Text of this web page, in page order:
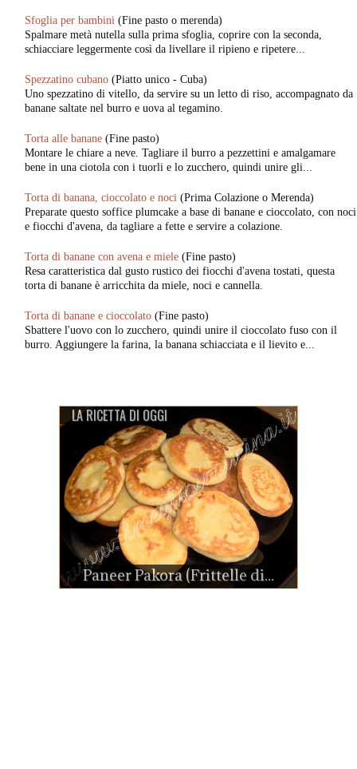
Sfoglia per bambini (Fine pasto o merenda)
Spalmare metà nutella sulla prima sfoglia, coprire con la seconda,
schiacciare leggermente così da livellare il ripieno e ripetere...
Spezzatino cubano (Piatto unico - Cuba)
Uno spezzatino di vitello, da servire su un letto di riso, accompagnato da
banane saltate nel burro e uova al tegamino.
Torta alle banane (Fine pasto)
Montare le chiare a neve. Tagliare il burro a pezzettini e amalgamare
bene in una ciotola con i tuorli e lo zucchero, quindi unire gli...
Torta di banana, cioccolato e noci (Prima Colazione o Merenda)
Preparate questo soffice plumcake a base di banane e cioccolato, con noci
e fiocchi d'avena, da tagliare a fette e servire a colazione.
Torta di banane con avena e miele (Fine pasto)
Resa caratteristica dal gusto rustico dei fiocchi d'avena tostati, questa
torta di banane è arricchita da miele, noci e cannella.
Torta di banane e cioccolato (Fine pasto)
Sbattere l'uovo con lo zucchero, quindi unire il cioccolato fuso con il
burro. Aggiungere la farina, la banana schiacciata e il lievito e...
LA RICETTA DI OGGI
Paneer Pakora (Frittelle di...